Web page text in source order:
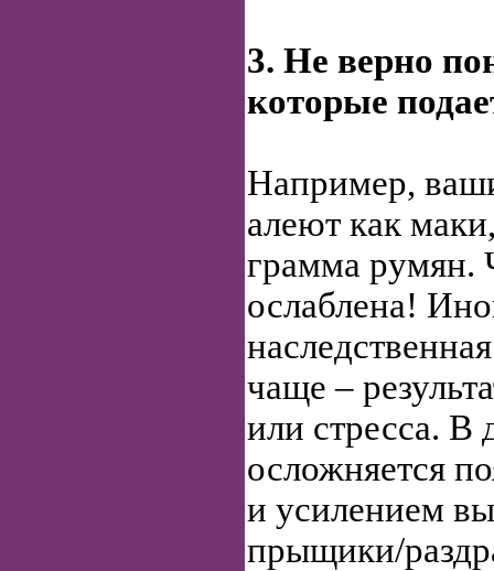
3. Не верно
которые
Например,
алеют как
грамма румян.
ослаблена!
чаще –
или стресса. В
осложняется
и усилением
прыщики/